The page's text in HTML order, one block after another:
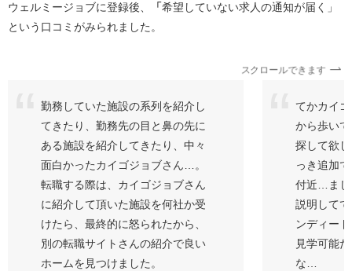
ウェルミージョブに登録後、 「希望していない求人の通知が届く」
という口コミがみられました。
スクロールできます
勤務していた施設の系列を紹介し
てきたり、勤務先の目と鼻の先に
ある施設を紹介してきたり、中々
面白かったカイゴジョブさん…。
転職する際は、カイゴジョブさん
に紹介して頂いた施設を何社か受
けたら、最終的に怒られたから、
別の転職サイトさんの紹介で良い
ホームを見つけました。
てかカイ
から歩い
探して欲
っき追加
付近…まじ
説明して
ンディー
見学可能
な…